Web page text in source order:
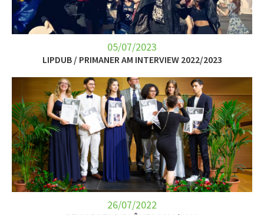
05/07/2023
LIPDUB / PRIMANER AM INTERVIEW 2022/2023
26/07/2022